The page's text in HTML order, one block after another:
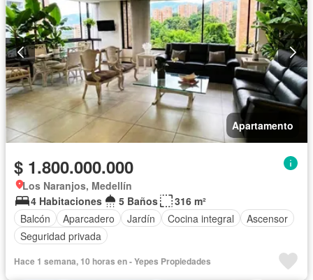
Apartamento
$ 1.800.000.000
Los Naranjos, Medellín
4 Habitaciones
5 Baños
316 m²
Balcón
Aparcadero Jardín Cocina integral
Ascensor
Seguridad privada
Hace 1 semana, 10 horas en - Yepes Propiedades